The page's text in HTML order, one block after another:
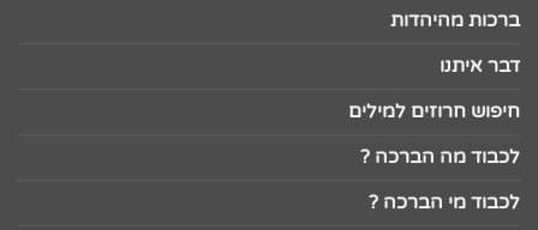
ברכות מהיהדות
דבר איתנו
חיפוש חרוזים למילים
לכבוד מה הברכה ?
לכבוד מי הברכה ?